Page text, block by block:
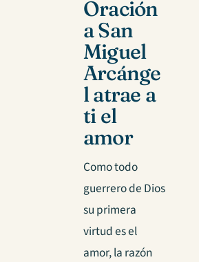
Oración
a San
Miguel
Arcánge
l atrae a
ti el
amor
Como todo
guerrero de Dios
su primera
virtud es el
amor, la razón